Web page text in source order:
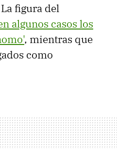
figura del
algunos casos los
, mientras que
como